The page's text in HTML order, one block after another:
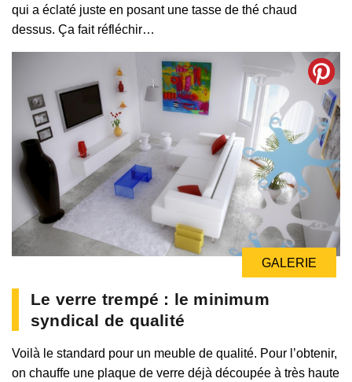
qui a éclaté juste en posant une tasse de thé chaud
dessus. Ça fait réfléchir…
GALERIE
Le verre trempé : le minimum
syndical de qualité
Voilà le standard pour un meuble de qualité. Pour l’obtenir,
on chauffe une plaque de verre déjà découpée à très haute